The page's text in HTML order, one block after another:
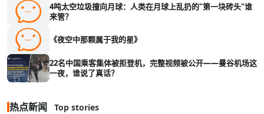
4吨太空垃圾撞向月球：人类在月球上乱扔的"第一块砖头"谁
来管？
《夜空中那颗属于我的星》
22名中国乘客集体被拒登机，完整视频被公开——曼谷机场这
一夜，谁说了真话？
热点新闻 Top stories